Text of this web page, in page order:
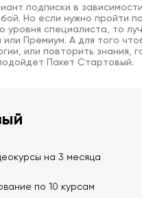
подписки в
Но если нужно пройти
уровня специалиста, то
Премиум. А для того
или повторить знания,
Пакет Стартовый.
на 3 месяца
по 10 курсам